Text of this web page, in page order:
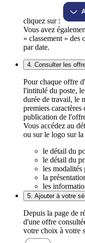
cliquez sur :
Vous avez
« classement » des
par date.
4. Consulter les
Pour chaque offre
l'intitulé du poste,
durée de travail, le
premiers
publication de
Vous accédez au
ou sur le logo sur
le détail du
le détail du
les modalités
la
les
5. Ajouter à votre
Depuis la page de
d'une offre
votre choix à votre